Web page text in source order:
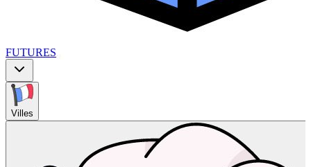
FUTURES
Villes